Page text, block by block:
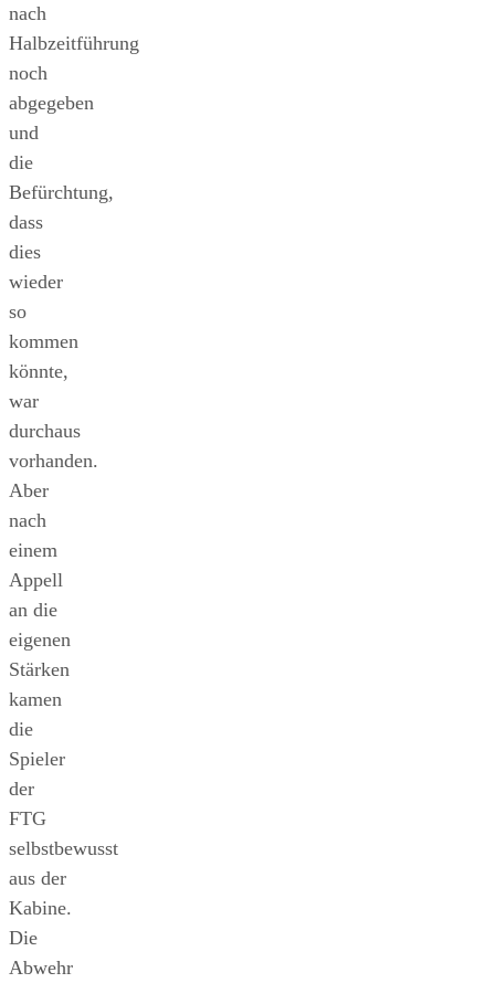
nach
Halbzeitführung
noch
abgegeben
und
die
Befürchtung,
dass
dies
wieder
so
kommen
könnte,
war
durchaus
vorhanden.
Aber
nach
einem
Appell
an die
eigenen
Stärken
kamen
die
Spieler
der
FTG
selbstbewusst
aus der
Kabine.
Die
Abwehr